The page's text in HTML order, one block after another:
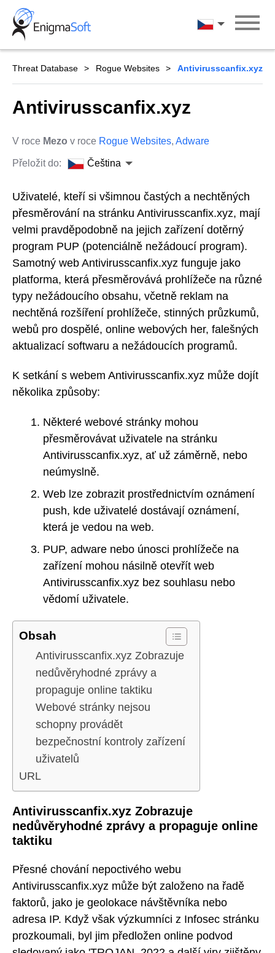
Skip
content
Čeština
Threat Database Rogue Websites Antivirusscanfix.xyz
Antivirusscanfix.xyz
V roce Mezo v roce Rogue Websites, Adware
Přeložit do: Čeština
Uživatelé, kteří si všimnou častých a nechtěných
přesměrování na stránku Antivirusscanfix.xyz, mají
velmi pravděpodobně na jejich zařízení dotěrný
program PUP (potenciálně nežádoucí program).
Samotný web Antivirusscanfix.xyz funguje jako
platforma, která přesměrovává prohlížeče na různé
typy nežádoucího obsahu, včetně reklam na
nechtěná rozšíření prohlížeče, stinných průzkumů,
webů pro dospělé, online webových her, falešných
aktualizací softwaru a nežádoucích programů.
K setkání s webem Antivirusscanfix.xyz může dojít
několika způsoby:
Některé webové stránky mohou
přesměrovávat uživatele na stránku
Antivirusscanfix.xyz, ať už záměrně, nebo
neúmyslně.
Web lze zobrazit prostřednictvím oznámení
push, kde uživatelé dostávají oznámení,
která je vedou na web.
PUP, adware nebo únosci prohlížeče na
zařízení mohou násilně otevřít web
Antivirusscanfix.xyz bez souhlasu nebo
vědomí uživatele.
Obsah
Antivirusscanfix.xyz Zobrazuje
nedůvěryhodné zprávy a
propaguje online taktiku
Webové stránky nejsou
schopny provádět
bezpečnostní kontroly zařízení
uživatelů
URL
Antivirusscanfix.xyz Zobrazuje
nedůvěryhodné zprávy a propaguje online
taktiku
Přesné chování nepoctivého webu
Antivirusscanfix.xyz může být založeno na řadě
faktorů, jako je geolokace návštěvníka nebo
adresa IP. Když však výzkumníci z Infosec stránku
prozkoumali, byl jim předložen online podvod